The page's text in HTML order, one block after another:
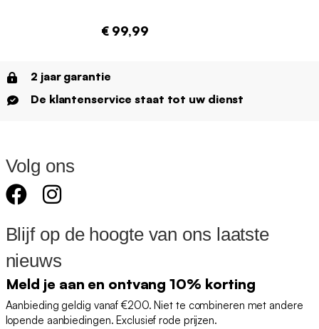
€ 99,99
2 jaar garantie
De klantenservice staat tot uw dienst
Volg ons
Blijf op de hoogte van ons laatste
nieuws
Meld je aan en ontvang 10% korting
Aanbieding geldig vanaf €200. Niet te combineren met andere
lopende aanbiedingen. Exclusief rode prijzen.